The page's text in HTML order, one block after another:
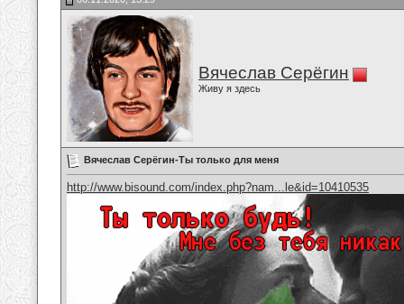
Вячеслав Серёгин
Живу я здесь
Вячеслав Серёгин-Ты только для меня
http://www.bisound.com/index.php?nam...le&id=10410535